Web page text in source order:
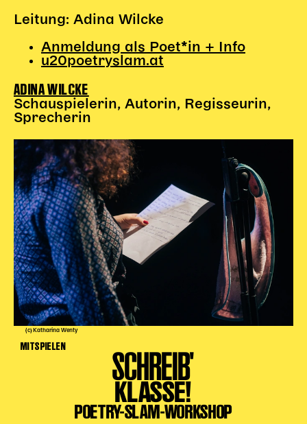
Bühnen + Studios
Leitlinien
Kulturpatenschaft
20 Jahre Dschungel Wien
SERVICE
Karten + Preise
Anfahrt
Vermietung
Café
Newsletter
SPENDEN + FÖRDERN
Translate to English
SUCHESuchbegriffe
Leitung: Adina Wilcke
Anmeldung als Poet*in + Info
u20poetryslam.at
ADINA WILCKE
Schauspielerin, Autorin, Regisseurin,
Sprecherin
(c) Katharina Wenty
MITSPIELEN SCHREIB'
KLASSE!
POETRY-SLAM-WORKSHOP